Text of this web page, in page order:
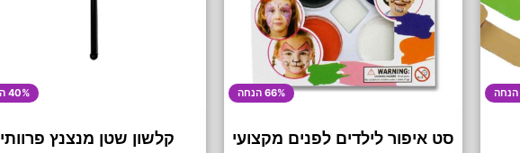
66% הנחה
סט איפור לילדים לפנים מקצועי
40% הנחה
קלשון שטן מנצנץ פרוותי